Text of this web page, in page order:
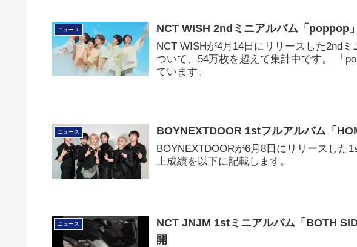
ニュース NCT WISH 2ndミニアルバム「poppop
NCT WISHが4月14日にリリースした2nd
ついて、54万枚を超えて集計中です。 「
ています。
ニュース BOYNEXTDOOR 1stフルアルバム「
BOYNEXTDOORが6月8日にリリースした
上成績を以下に記載します。
ニュース
NCT JNJM 1stミニアルバム「BOTH
開